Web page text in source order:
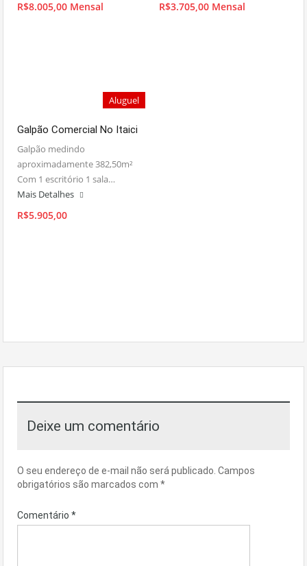
R$8.005,00 Mensal R$3.705,00 Mensal
Aluguel
Galpão Comercial No Itaici
Galpão medindo
aproximadamente 382,50m²
Com 1 escritório 1 sala…
Mais Detalhes
R$5.905,00
Deixe um comentário
O seu endereço de e-mail não será publicado. Campos
obrigatórios são marcados com *
Comentário *